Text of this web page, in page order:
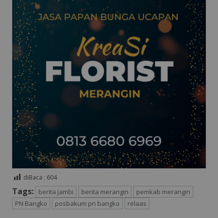
diBaca : 604
Tags: berita jambi berita merangin
pemkab merangin
PN Bangko
posbakum pn bangko relaas